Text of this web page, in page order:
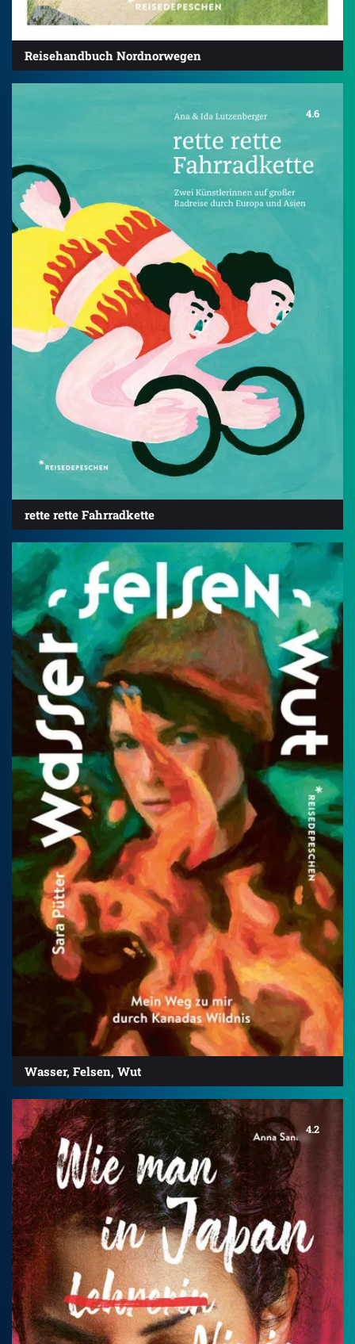
Reisehandbuch Nordnorwegen
4.6
rette rette Fahrradkette
Wasser, Felsen, Wut
4.2